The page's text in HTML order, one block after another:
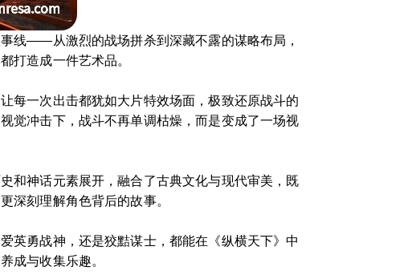
线——从激烈的战场拼杀到深藏不露的谋略布局，
打造成一件艺术品。
每一次出击都犹如大片特效场面，极致还原战斗的
觉冲击下，战斗不再单调枯燥，而是变成了一场视
和神话元素展开，融合了古典文化与现代审美，既
深刻理解角色背后的故事。
英勇战神，还是狡黠谋士，都能在《纵横天下》中
成与收集乐趣。